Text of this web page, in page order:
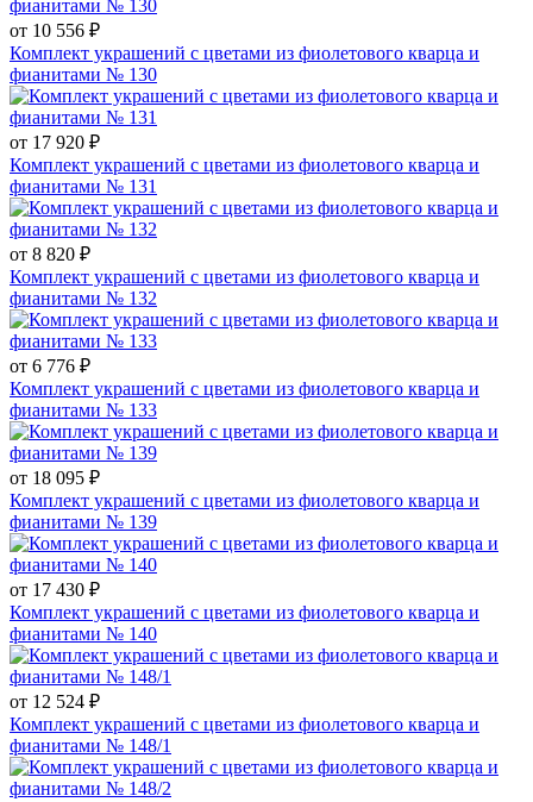
от 10 556 ₽
Комплект украшений с цветами из фиолетового кварца и
фианитами № 130
от 17 920 ₽
Комплект украшений с цветами из фиолетового кварца и
фианитами № 131
от 8 820 ₽
Комплект украшений с цветами из фиолетового кварца и
фианитами № 132
от 6 776 ₽
Комплект украшений с цветами из фиолетового кварца и
фианитами № 133
от 18 095 ₽
Комплект украшений с цветами из фиолетового кварца и
фианитами № 139
от 17 430 ₽
Комплект украшений с цветами из фиолетового кварца и
фианитами № 140
от 12 524 ₽
Комплект украшений с цветами из фиолетового кварца и
фианитами № 148/1